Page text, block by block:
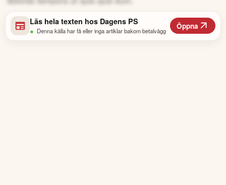
Läs hela texten hos Dagens PS
• Denna källa har få eller inga artiklar bakom betalvägg
Öppna